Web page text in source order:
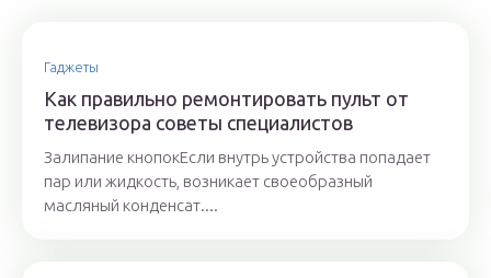
Гаджеты
Как правильно ремонтировать пульт от
телевизора советы специалистов
Залипание кнопокЕсли внутрь устройства попадает
пар или жидкость, возникает своеобразный
масляный конденсат....